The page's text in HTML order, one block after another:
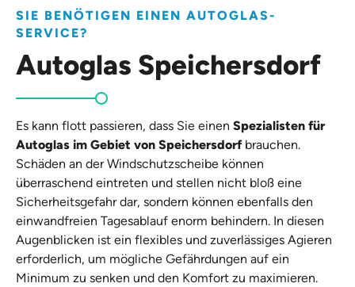
SIE BENÖTIGEN EINEN AUTOGLAS-
SERVICE?
Autoglas Speichersdorf
Es kann flott passieren, dass Sie einen Spezialisten für
Autoglas im Gebiet von Speichersdorfbrauchen.
Schäden an der Windschutzscheibe können
überraschend eintreten und stellen nicht bloß eine
Sicherheitsgefahr dar, sondern können ebenfalls den
einwandfreien Tagesablauf enorm behindern. In diesen
Augenblicken ist ein flexibles und zuverlässiges Agieren
erforderlich, um mögliche Gefährdungen auf ein
Minimum zu senken und den Komfort zu maximieren.